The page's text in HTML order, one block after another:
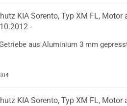
KIA Sorento, Typ XM FL, Motor
-
aus Aluminium 3 mm
KIA Sorento, Typ XM FL, Motor